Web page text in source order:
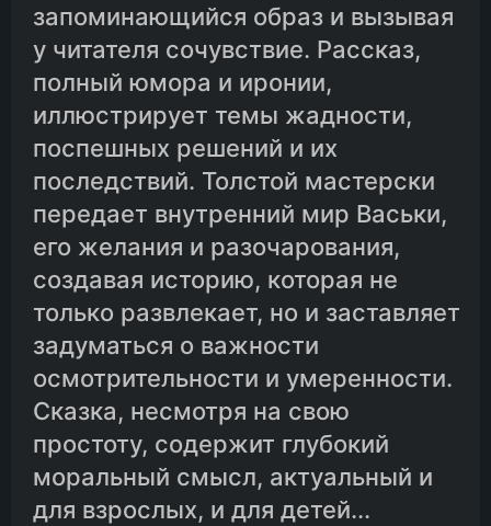
запоминающийся образ и вызывая
у читателя сочувствие. Рассказ,
полный юмора и иронии,
иллюстрирует темы жадности,
поспешных решений и их
последствий. Толстой мастерски
передает внутренний мир Васьки,
его желания и разочарования,
создавая историю, которая не
только развлекает, но и заставляет
задуматься о важности
осмотрительности и умеренности.
Сказка, несмотря на свою
простоту, содержит глубокий
моральный смысл, актуальный и
для взрослых, и для детей...